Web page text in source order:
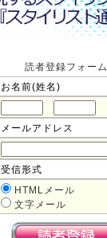
読者登録フォーム
お名前(姓名)
メールアドレス
受信形式
HTMLメール
文字メール